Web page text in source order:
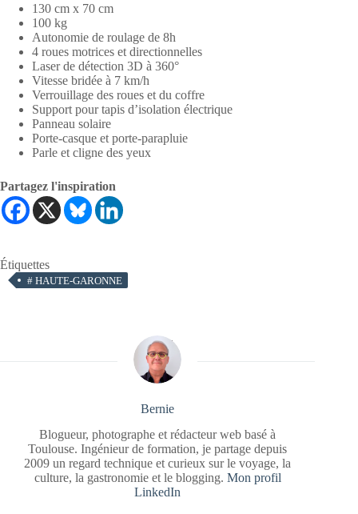
130 cm x 70 cm
100 kg
Autonomie de roulage de 8h
4 roues motrices et directionnelles
Laser de détection 3D à 360°
Vitesse bridée à 7 km/h
Verrouillage des roues et du coffre
Support pour tapis d’isolation électrique
Panneau solaire
Porte-casque et porte-parapluie
Parle et cligne des yeux
Partagez l'inspiration
Étiquettes
# HAUTE-GARONNE
Bernie
Blogueur, photographe et rédacteur web basé à
Toulouse. Ingénieur de formation, je partage depuis
2009 un regard technique et curieux sur le voyage, la
culture, la gastronomie et le blogging. Mon profil
LinkedIn